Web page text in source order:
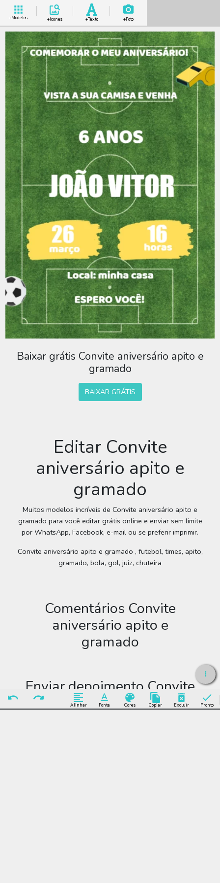
+Modelos +Icones +Texto +Foto
Alinhar Fonte Cores Copiar Excluir Pronto
Baixar grátis Convite aniversário apito e
gramado
BAIXAR GRÁTIS
Editar Convite
aniversário apito e
gramado
Muitos modelos incríveis de Convite aniversário apito e
gramado para você editar grátis online e enviar sem limite
por WhatsApp, Facebook, e-mail ou se preferir imprimir.
Convite aniversário apito e gramado , futebol, times, apito,
gramado, bola, gol, juiz, chuteira
Comentários Convite
aniversário apito e
gramado
Enviar depoimento Convite
aniversário apito e gramado